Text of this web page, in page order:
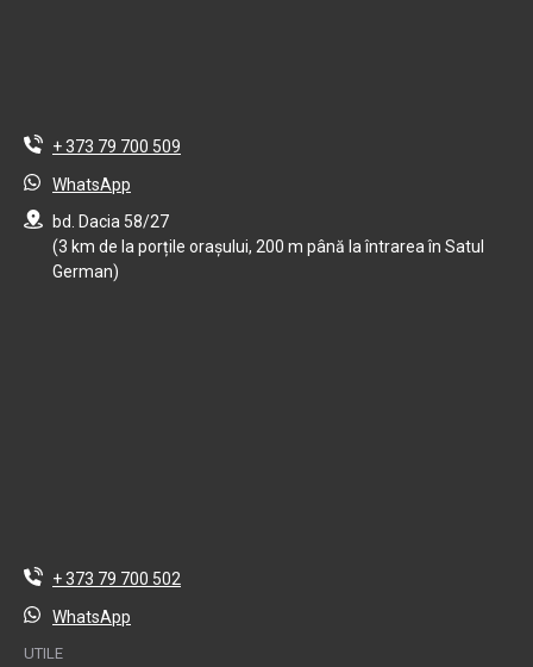
+ 373 79 700 509
WhatsApp
bd. Dacia 58/27
(3 km de la porțile orașului, 200 m până la întrarea în Satul
German)
+ 373 79 700 502
WhatsApp
UTILE